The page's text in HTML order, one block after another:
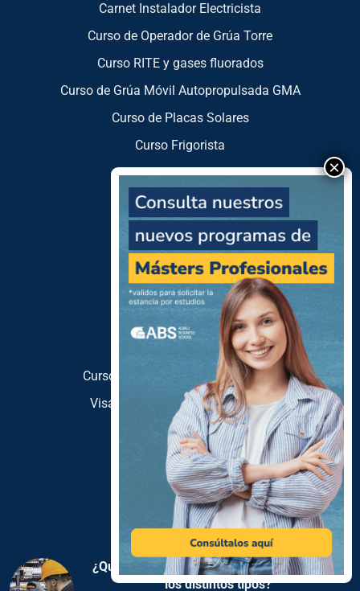
Carnet Instalador Electricista
Curso de Operador de Grúa Torre
Curso RITE y gases fluorados
Curso de Grúa Móvil Autopropulsada GMA
Curso de Placas Solares
Curso Frigorista
Cursos por Áreas
Sobre ALBALI
Carnet industria
Cursos Profesionales
Cursos sanitaria
Preparar oposiciones
Cursos para arraigo por formación
Visado de estancia por estudios
Blog
Contacto
Últimos artículos
¿Qué es la acometida eléctrica y cuáles son
los distintos tipos?